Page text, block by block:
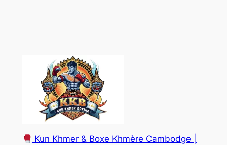
Kun Khmer & Boxe Khmère Cambodge |